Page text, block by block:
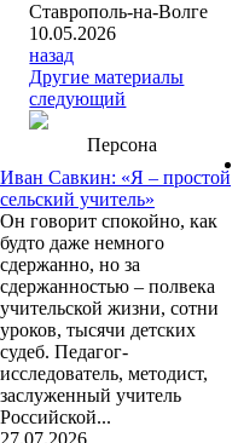
Ставрополь-на-Волге
10.05.2026
назад
Другие материалы
следующий
Персона
Иван Савкин: «Я – простой
сельский учитель»
Он говорит спокойно, как
будто даже немного
сдержанно, но за
сдержанностью – полвека
учительской жизни, сотни
уроков, тысячи детских
судеб. Педагог-
исследователь, методист,
заслуженный учитель
Российской...